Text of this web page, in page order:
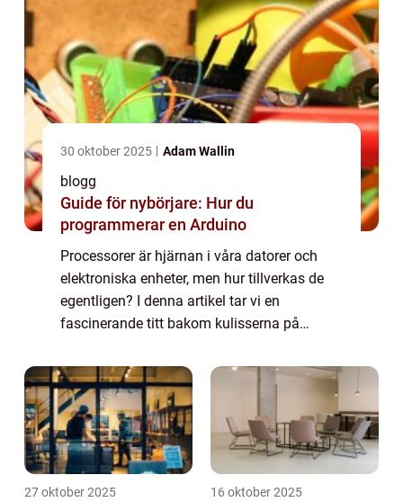
30 oktober 2025 Adam Wallin
blogg
Guide för nybörjare: Hur du
programmerar en Arduino
Processorer är hjärnan i våra datorer och
elektroniska enheter, men hur tillverkas de
egentligen? I denna artikel tar vi en
fascinerande titt bakom kulisserna på
start till...
27 oktober 2025 16 oktober 2025